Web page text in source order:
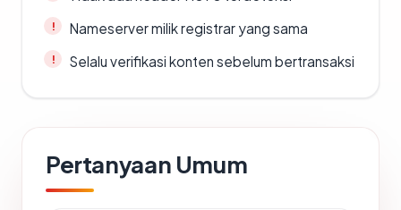
Nameserver milik registrar yang sama
Selalu verifikasi konten sebelum bertransaksi
Pertanyaan Umum